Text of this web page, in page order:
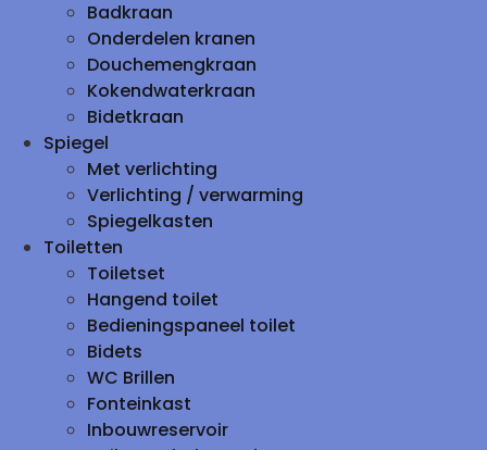
Badkraan
Onderdelen kranen
Douchemengkraan
Kokendwaterkraan
Bidetkraan
Spiegel
Met verlichting
Verlichting / verwarming
Spiegelkasten
Toiletten
Toiletset
Hangend toilet
Bedieningspaneel toilet
Bidets
WC Brillen
Fonteinkast
Inbouwreservoir